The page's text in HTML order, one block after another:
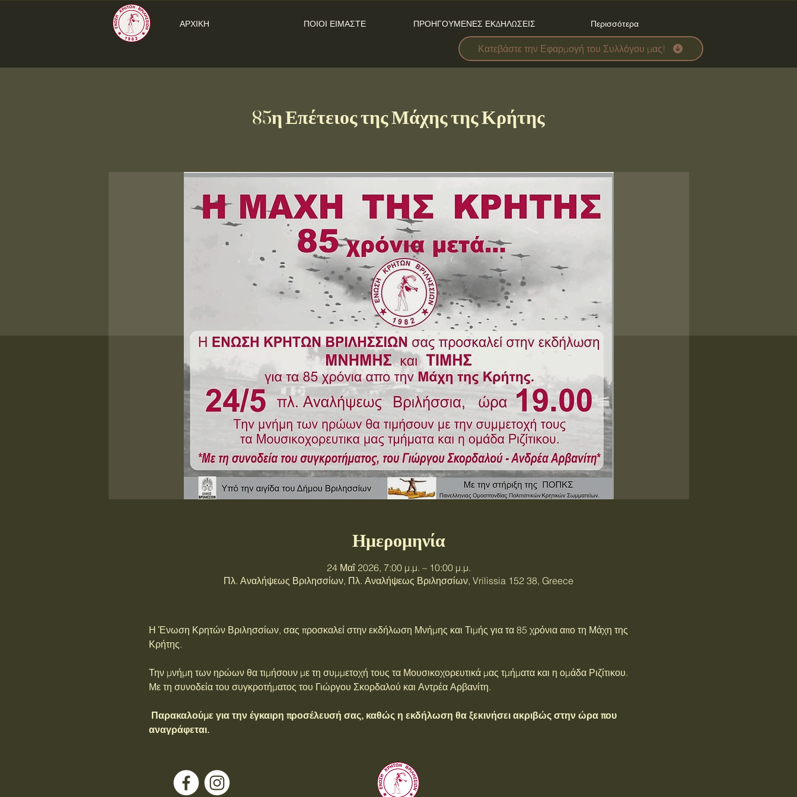
ΑΡΧΙΚΗ ΠΟΙΟΙ ΕΙΜΑΣΤΕ ΠΡΟΗΓΟΥΜΕΝΕΣ ΕΚΔΗΛΩΣΕΙΣ Περισσότερα
Κατεβάστε την Εφαρμογή του Συλλόγου μας!
85η Επέτειος της Μάχης της Κρήτης
Ημερομηνία
24 Μαΐ 2026, 7:00 μ.μ. – 10:00 μ.μ.
Πλ. Αναλήψεως Βριλησσίων, Πλ. Αναλήψεως Βριλησσίων, Vrilissia 152 38, Greece
Η Ένωση Κρητών Βριλησσίων, σας προσκαλεί στην εκδήλωση Μνήμης και Τιμής για τα 85 χρόνια απο τη Μάχη της
Κρήτης.
Την μνήμη των ηρώων θα τιμήσουν με τη συμμετοχή τους τα Μουσικοχορευτικά μας τμήματα και η ομάδα Ριζίτικου.
Με τη συνοδεία του συγκροτήματος του Γιώργου Σκορδαλού και Αντρέα Αρβανίτη.
αναγράφεται.